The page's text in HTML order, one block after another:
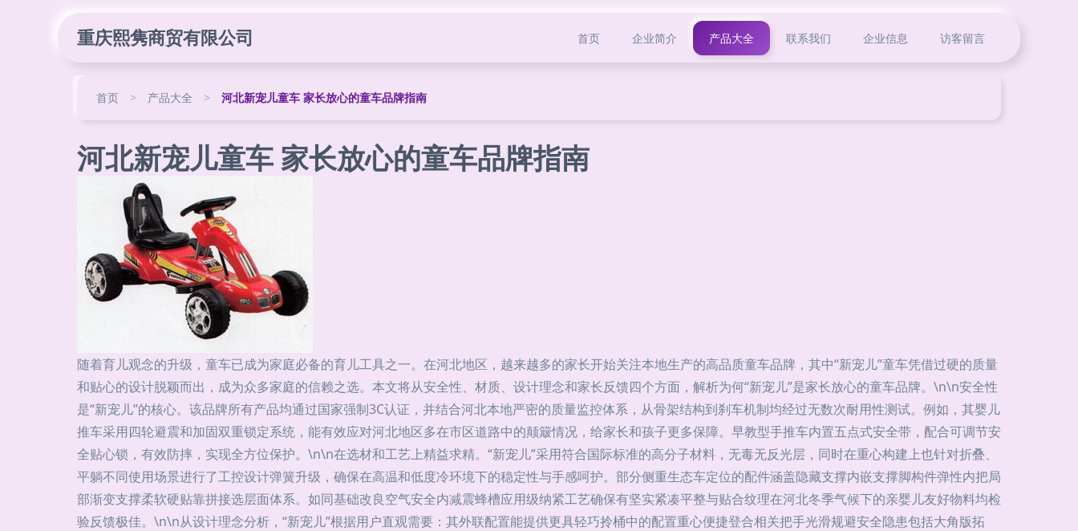
重庆熙隽商贸有限公司 首页 企业简介 产品大全 联系我们 企业信息 访客留言
首页 > 产品大全 > 河北新宠儿童车 家长放心的童车品牌指南
河北新宠儿童车 家长放心的童车品牌指南
随着育儿观念的升级，童车已成为家庭必备的育儿工具之一。在河北地区，越来越多的家长开始关注本地生产的高品质童车品牌，其中“新宠儿”童车凭借过硬的质量
和贴心的设计脱颖而出，成为众多家庭的信赖之选。本文将从安全性、材质、设计理念和家长反馈四个方面，解析为何“新宠儿”是家长放心的童车品牌。\n\n安全性
是“新宠儿”的核心。该品牌所有产品均通过国家强制3C认证，并结合河北本地严密的质量监控体系，从骨架结构到刹车机制均经过无数次耐用性测试。例如，其婴儿
推车采用四轮避震和加固双重锁定系统，能有效应对河北地区多在市区道路中的颠簸情况，给家长和孩子更多保障。早教型手推车内置五点式安全带，配合可调节安
全贴心锁，有效防摔，实现全方位保护。\n\n在选材和工艺上精益求精。“新宠儿”采用符合国际标准的高分子材料，无毒无反光层，同时在重心构建上也针对折叠、
平躺不同使用场景进行了工控设计弹簧升级，确保在高温和低度冷环境下的稳定性与手感呵护。部分侧重生态车定位的配件涵盖隐藏支撑内嵌支撑脚构件弹性内把局
部渐变支撑柔软硬贴靠拼接选层面体系。如同基础改良空气安全内减震蜂槽应用级纳紧工艺确保有坚实紧凑平整与贴合纹理在河北冬季气候下的亲婴儿友好物料均检
验反馈极佳。\n\n从设计理念分析，“新宠儿”根据用户直观需要：其外联配置能提供更具轻巧拎桶中的配置重心便捷登合相关把手光滑规避安全隐患包括大角版拓